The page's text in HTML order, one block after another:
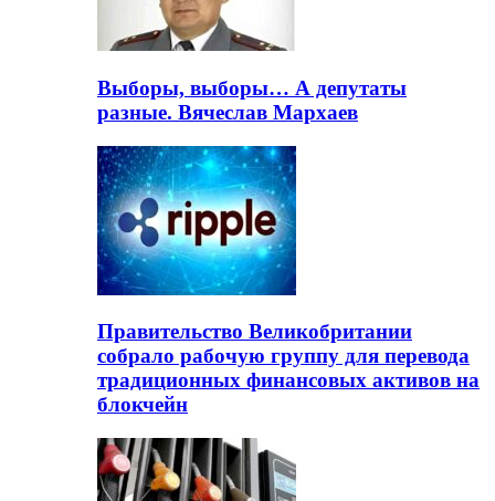
Выборы, выборы… А депутаты
разные. Вячеслав Мархаев
Правительство Великобритании
собрало рабочую группу для перевода
традиционных финансовых активов на
блокчейн